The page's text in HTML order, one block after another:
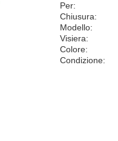
Per:
Chiusura:
Modello:
Visiera:
Colore:
Condizione: